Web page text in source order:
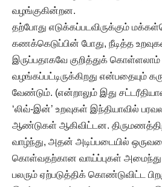
வழங்குகின்றன.
தற்போது எடுக்கப்படவிருக்கும்
கணக்கெடுப்பின் போது, நீடித்த
இருப்பதாகவே குறித்துக் கொள்ளலாம்
வழங்கப்பட்டிருக்கிறது என்பதையும்
வேண்டும். (என்றாலும் இது
‘லிவ்-இன்’ உறவுகள் இந்தியாவில்
ஆண்டுகள் ஆகிவிட்டன.
வாழ்ந்து, அதன் அடிப்படையில்
கொள்வதற்கான வாய்ப்புகள்
பலரும் ஏற்படுத்திக் கொண்டுவிட்ட